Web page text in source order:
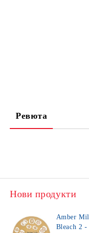
Ревюта
Нови продукти
Amber Mill